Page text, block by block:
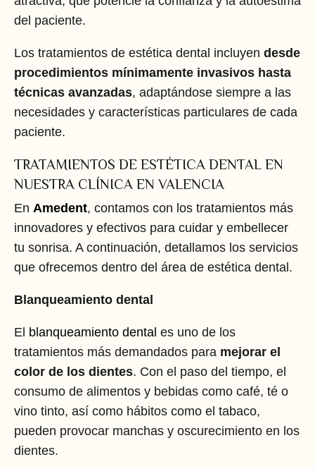
del paciente.
Los tratamientos de estética dental incluyen desde
procedimientos mínimamente invasivos hasta
técnicas avanzadas, adaptándose siempre a las
necesidades y características particulares de cada
paciente.
TRATAMIENTOS DE ESTÉTICA DENTAL EN
NUESTRA CLÍNICA EN VALENCIA
En Amedent, contamos con los tratamientos más
innovadores y efectivos para cuidar y embellecer
tu sonrisa. A continuación, detallamos los servicios
que ofrecemos dentro del área de estética dental.
Blanqueamiento dental
El blanqueamiento dental es uno de los
tratamientos más demandados para mejorar el
color de los dientes. Con el paso del tiempo, el
consumo de alimentos y bebidas como café, té o
vino tinto, así como hábitos como el tabaco,
pueden provocar manchas y oscurecimiento en los
dientes.